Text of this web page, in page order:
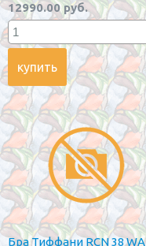
12990.00 руб.
Бра Тиффани RCN 38 WA